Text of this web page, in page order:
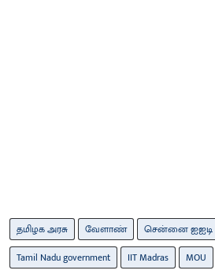
தமிழக அரசு வேளாண் சென்னை ஐஐடி
Tamil Nadu government
IIT Madras MOU